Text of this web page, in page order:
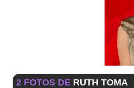
2 FOTOS DE RUTH TOMA